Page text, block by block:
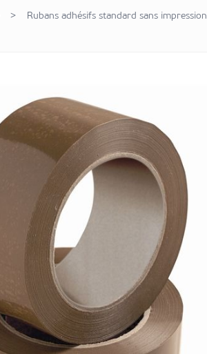
> Rubans adhésifs standard sans impression